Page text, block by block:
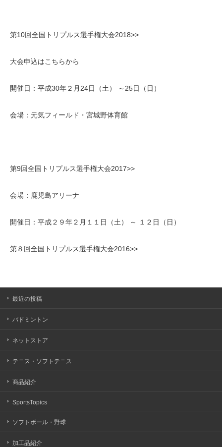
第10回全国トリプルス選手権大会2018>>
大会申込はこちらから
開催日：平成30年２月24日（土） ～25日（日）
会場：元気フィールド・宮城野体育館
第9回全国トリプルス選手権大会2017>>
会場：鹿児島アリーナ
開催日：平成２９年２月１１日（土） ～ １２日（日）
第８回全国トリプルス選手権大会2016>>
最近の投稿
バドミントン
ネットストア
テニス・ソフトテニス
商品紹介
SportsTopics
ソフトボール・野球
加工品紹介